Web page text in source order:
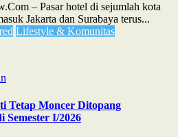
– Pasar hotel di sejumlah kota
Jakarta dan Surabaya terus...
Lifestyle & Komunitas
Tetap Moncer Ditopang
Semester I/2026